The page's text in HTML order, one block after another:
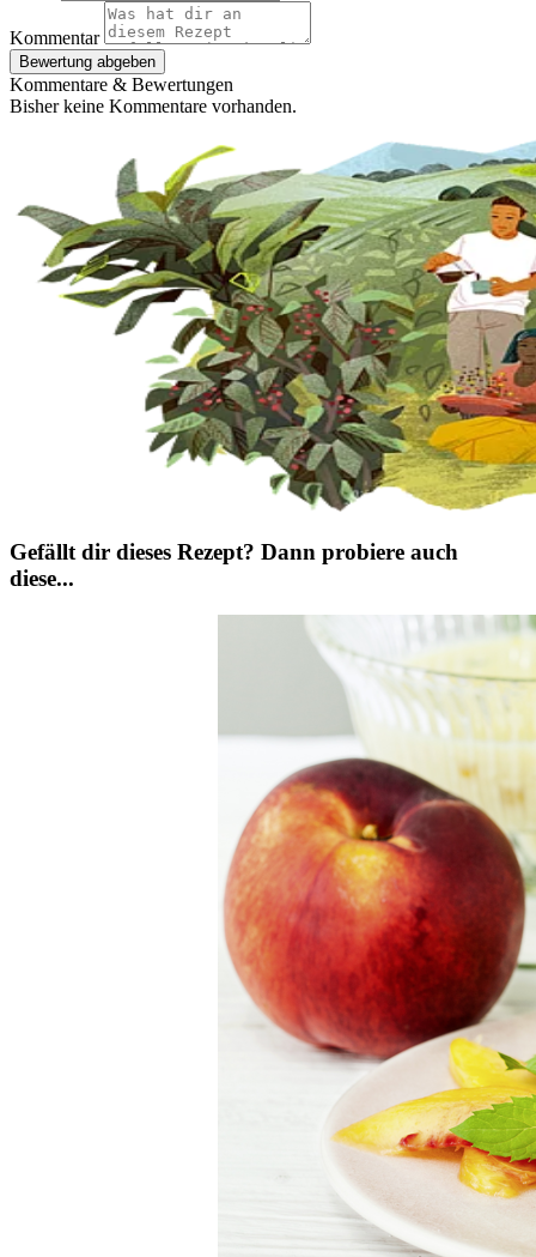
Kommentar
Bewertung abgeben
Kommentare & Bewertungen
Bisher keine Kommentare vorhanden.
Gefällt dir dieses Rezept? Dann probiere auch
diese...